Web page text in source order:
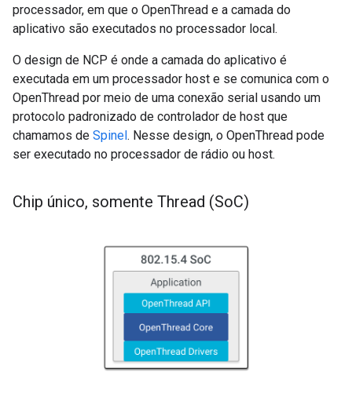
processador, em que o OpenThread e a camada do
aplicativo são executados no processador local.
O design de NCP é onde a camada do aplicativo é
executada em um processador host e se comunica com o
OpenThread por meio de uma conexão serial usando um
protocolo padronizado de controlador de host que
chamamos de Spinel . Nesse design, o OpenThread pode
ser executado no processador de rádio ou host.
Chip único, somente Thread (SoC)